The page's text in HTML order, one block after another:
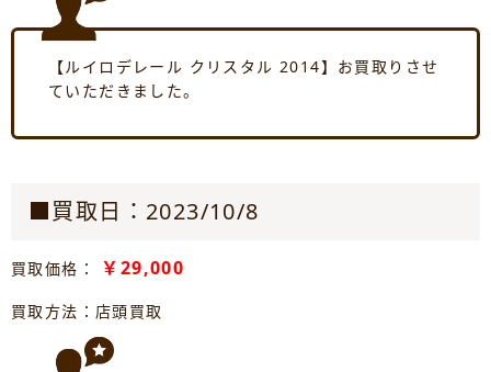
【ルイロデレール クリスタル 2014】お買取りさせ
ていただきました。
■買取日：2023/10/8
買取価格： ￥29,000
買取方法：店頭買取